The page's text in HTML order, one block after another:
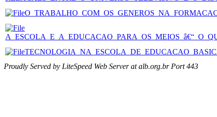
Proudly Served by LiteSpeed Web Server at alb.org.br Port 443